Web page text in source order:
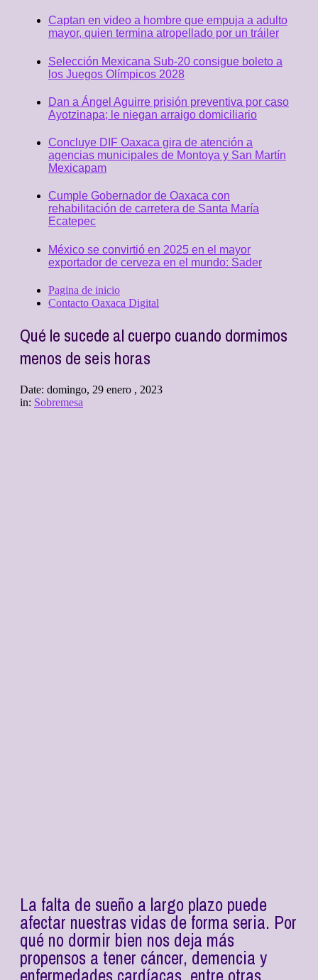
Captan en video a hombre que empuja a adulto
mayor, quien termina atropellado por un tráiler
Selección Mexicana Sub-20 consigue boleto a
los Juegos Olímpicos 2028
Dan a Ángel Aguirre prisión preventiva por caso
Ayotzinapa; le niegan arraigo domiciliario
Concluye DIF Oaxaca gira de atención a
agencias municipales de Montoya y San Martín
Mexicapam
Cumple Gobernador de Oaxaca con
rehabilitación de carretera de Santa María
Ecatepec
México se convirtió en 2025 en el mayor
exportador de cerveza en el mundo: Sader
Pagina de inicio
Contacto Oaxaca Digital
Qué le sucede al cuerpo cuando dormimos
menos de seis horas
Date: domingo, 29 enero , 2023
in: Sobremesa
La falta de sueño a largo plazo puede
afectar nuestras vidas de forma seria. Por
qué no dormir bien nos deja más
propensos a tener cáncer, demencia y